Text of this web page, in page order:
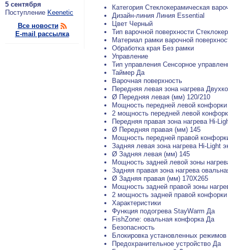
5 сентября
По­ступ­ле­ние Keenetic
Все новости
E-mail рассылка
Категория Стеклокерамическая
Дизайн-линия Линия Essential
Цвет Черный
Тип варочной поверхности
Материал рамки варочной
Обработка края Без рамки
Управление
Тип управления Сенсорное
Таймер Да
Варочная поверхность
Передняя левая зона нагрева
Ø Передняя левая (мм) 120/210
Мощность передней левой
2 мощность передней левой
Передняя правая зона нагрева Hi-
Ø Передняя правая (мм) 145
Мощность передней правой
Задняя левая зона нагрева Hi-Light
Ø Задняя левая (мм) 145
Мощность задней левой зоны
Задняя правая зона нагрева
Ø Задняя правая (мм) 170X265
Мощность задней правой зоны
2 мощность задней правой
Характеристики
Функция подогрева StayWarm Да
FishZone: овальная конфорка Да
Безопасность
Блокировка установленных
Предохранительное устройство Да